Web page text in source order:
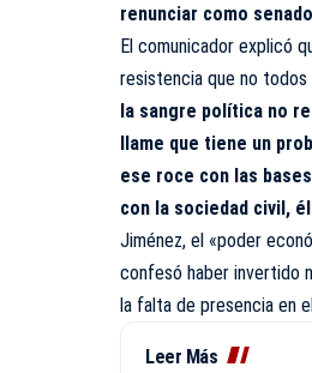
renunciar como
El comunicador explicó
resistencia que no todos
la sangre política no
llame que tiene un
ese roce con las
con la sociedad civil,
Jiménez, el «poder
confesó haber invertido
la falta de presencia en
Leer Más